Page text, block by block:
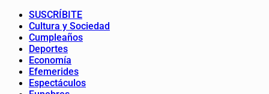
SUSCRÍBITE
Cultura y Sociedad
Cumpleaños
Deportes
Economía
Efemerides
Espectáculos